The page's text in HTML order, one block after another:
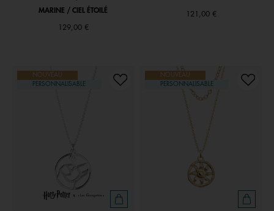
MARINE / CIEL ÉTOILÉ
129,00 €
121,00 €
NOUVEAU
PERSONNALISABLE
NOUVEAU
PERSONNALISABLE